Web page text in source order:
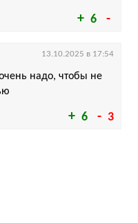
6
6 3
надо, чтобы не
13.10.2025 в 17:54